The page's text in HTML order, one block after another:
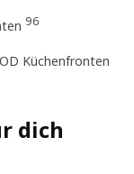
96
Küchenfronten
dich